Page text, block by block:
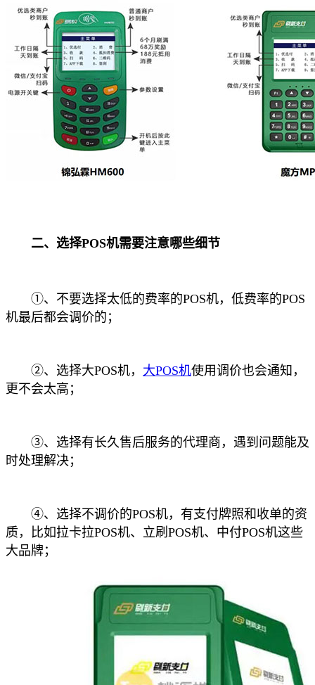
二、选择POS机需要注意哪些细节
①、不要选择太低的费率的POS机，低费率的POS
机最后都会调价的；
②、选择大POS机， 大POS机使用调价也会通知，
更不会太高；
③、选择有长久售后服务的代理商，遇到问题能及
时处理解决；
④、选择不调价的POS机，有支付牌照和收单的资
质，比如拉卡拉POS机、立刷POS机、中付POS机这些
大品牌；